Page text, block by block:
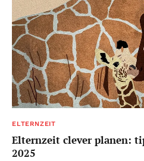
ELTERNZEIT
Elternzeit clever planen:
2025